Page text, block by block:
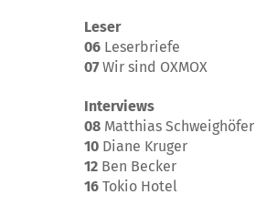
Leser
06 Leserbriefe
07Wir sind OXMOX
Interviews
08 Matthias Schweighöfer
10 Diane Kruger
12 Ben Becker
16 Tokio Hotel